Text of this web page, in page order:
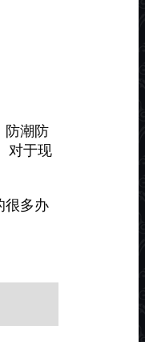
防潮防
对于现
很多办